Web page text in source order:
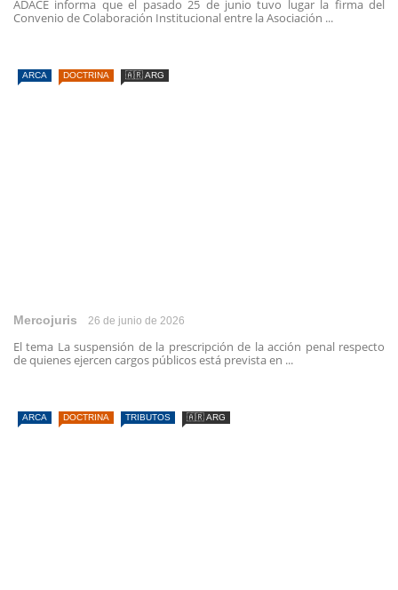
ADACE informa que el pasado 25 de junio tuvo lugar la firma del
Convenio de Colaboración Institucional entre la Asociación ...
ARCA DOCTRINA 🇦🇷 ARG
Mercojuris 26 de junio de 2026
El tema La suspensión de la prescripción de la acción penal respecto
de quienes ejercen cargos públicos está prevista en ...
ARCA DOCTRINA TRIBUTOS 🇦🇷 ARG